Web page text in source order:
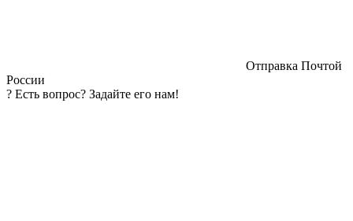
Отправка Почтой
России
? Есть вопрос? Задайте его нам!